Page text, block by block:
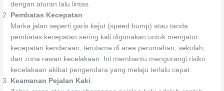
dengan aturan lalu lintas.
Pembatas Kecepatan
Marka jalan seperti garis kejut (speed bump) atau tanda
pembatas kecepatan sering kali digunakan untuk mengatur
kecepatan kendaraan, terutama di area perumahan, sekolah,
dan zona rawan kecelakaan. Ini membantu mengurangi risiko
kecelakaan akibat pengendara yang melaju terlalu cepat.
Keamanan Pejalan Kaki